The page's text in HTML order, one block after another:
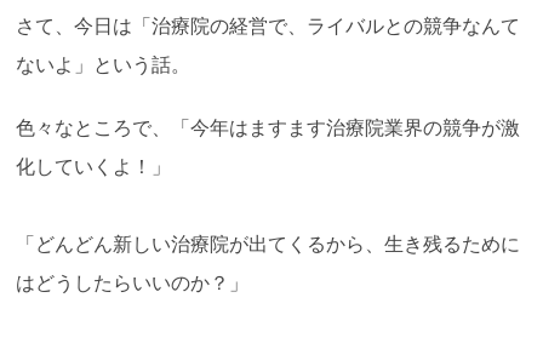
さて、今日は「治療院の経営で、ライバルとの競争なんて
ないよ」という話。
色々なところで、「今年はますます治療院業界の競争が激
化していくよ！」
「どんどん新しい治療院が出てくるから、生き残るために
はどうしたらいいのか？」